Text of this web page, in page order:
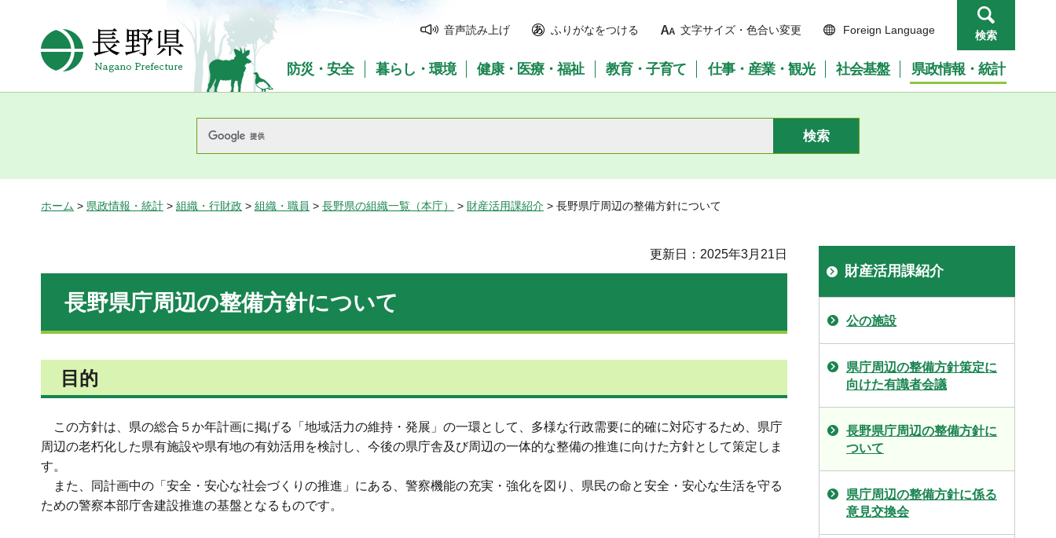
長野県Nagano Prefecture
音声読み上げ ふりがなをつける 文字サイズ・色合い変更 Foreign Language 検索
防災・安全 暮らし・環境 健康・医療・福祉 教育・子育て 仕事・産業・観光 社会基盤 県政情報・統計
ホーム > 県政情報・統計 > 組織・行財政 > 組織・職員 > 長野県の組織一覧（本庁） > 財産活用課紹介 > 長野県庁周辺の整備方針について
更新日：2025年3月21日
長野県庁周辺の整備方針について
目的
この方針は、県の総合５か年計画に掲げる「地域活力の維持・発展」の一環として、多様な行政需要に的確に対応するため、県庁
周辺の老朽化した県有施設や県有地の有効活用を検討し、今後の県庁舎及び周辺の一体的な整備の推進に向けた方針として策定しま
す。
また、同計画中の「安全・安心な社会づくりの推進」にある、警察機能の充実・強化を図り、県民の命と安全・安心な生活を守る
ための警察本部庁舎建設推進の基盤となるものです。
財産活用課紹介
公の施設
県庁周辺の整備方針策定に
向けた有識者会議
長野県庁周辺の整備方針に
ついて
県庁周辺の整備方針に係る
意見交換会